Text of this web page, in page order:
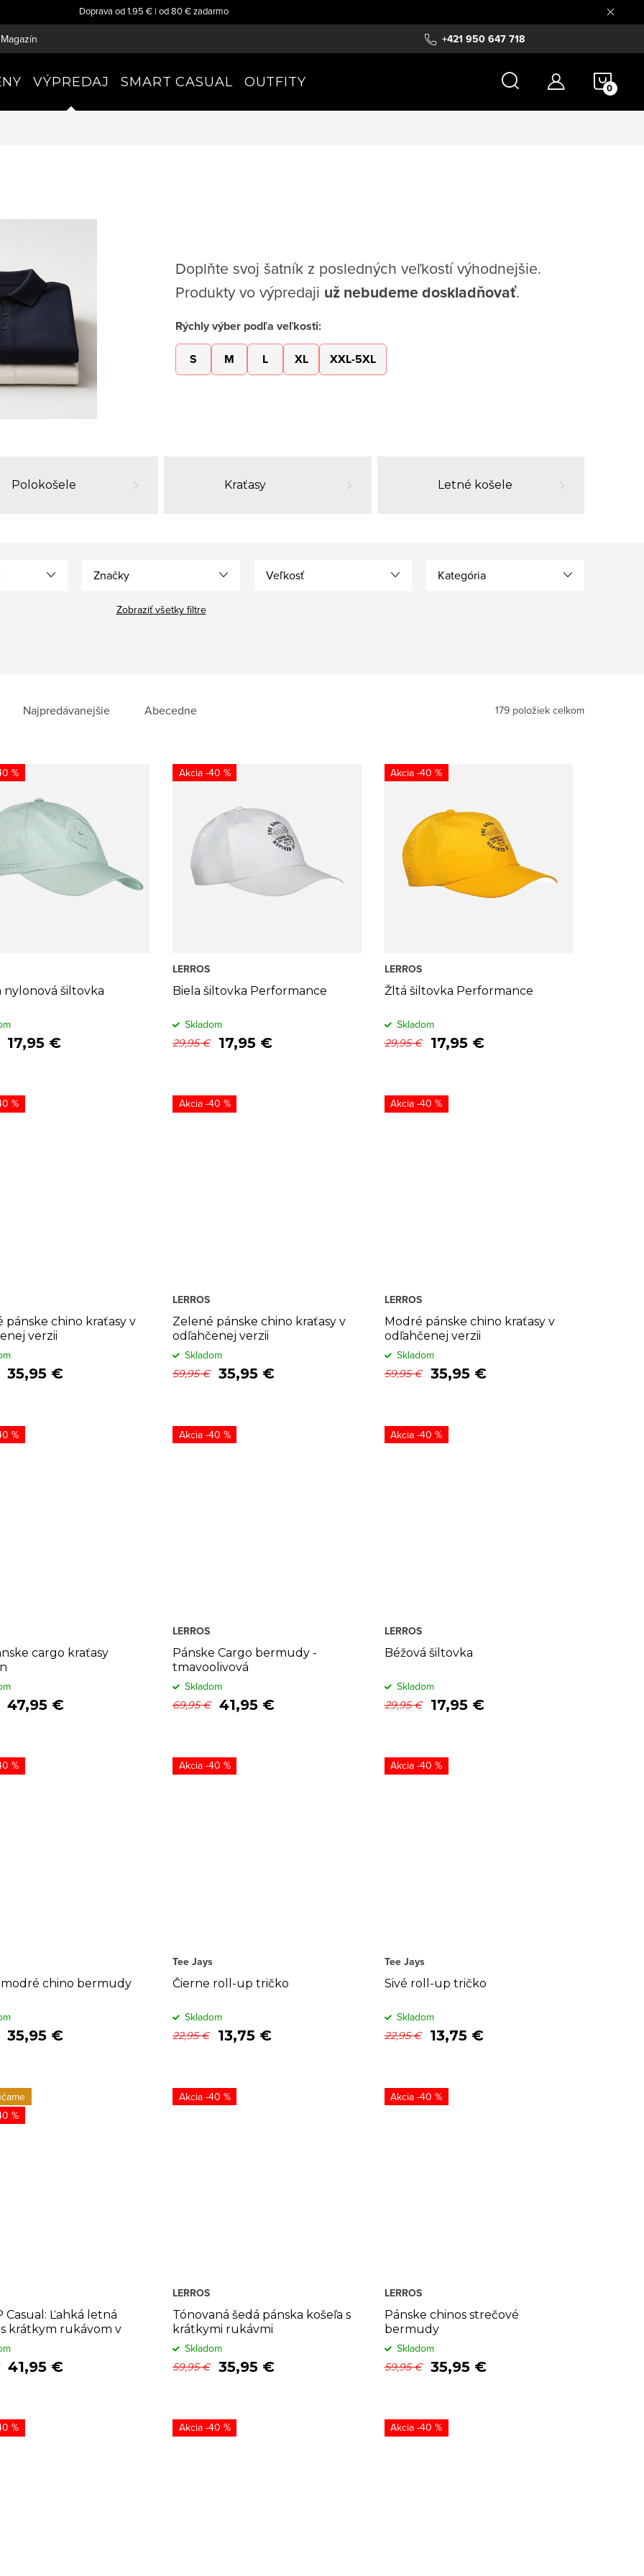
Doprava od 1.95 € | od 80 € zadarmo
+421 950 647 718
Magazín
VÝPREDAJ SMART CASUAL OUTFITY
Doplňte svoj šatník z posledných veľkostí výhodnejšie.
Produkty vo výpredaji už nebudeme doskladňovať.
Rýchly výber podľa veľkosti:
S
M L XL XXL-5XL
Polokošele Kraťasy Letné košele
Značky Veľkosť Kategória
Zobraziť všetky filtre
Najpredávanejšie Abecedne 179 položiek celkom
%
nylonová šiltovka
17,95 €
-40 %
Biela šiltovka Performance
LERROS
29,95 € 17,95 €
Skladom
-40 %
Žltá šiltovka Performance
LERROS
29,95 € 17,95 €
Skladom
%
pánske chino kraťasy v
verzii
35,95 €
-40 %
Zelené pánske chino kraťasy v
odľahčenej verzii
LERROS
59,95 € 35,95 €
Skladom
-40 %
Modré pánske chino kraťasy v
odľahčenej verzii
LERROS
59,95 € 35,95 €
Skladom
%
cargo kraťasy
47,95 €
-40 %
Pánske Cargo bermudy -
tmavoolivová
LERROS
69,95 € 41,95 €
Skladom
-40 %
Béžová šiltovka
LERROS
29,95 € 17,95 €
Skladom
%
chino bermudy
35,95 €
-40 %
Čierne roll-up tričko
Tee Jays
22,95 € 13,75 €
Skladom
-40 %
Sivé roll-up tričko
Tee Jays
22,95 € 13,75 €
Skladom
%
Casual: Ľahká letná
s krátkym rukávom v
41,95 €
-40 %
Tónovaná šedá pánska košeľa s
krátkymi rukávmi
LERROS
59,95 € 35,95 €
Skladom
-40 %
Pánske chinos strečové
bermudy
LERROS
59,95 € 35,95 €
Skladom
% -40 % -40 %